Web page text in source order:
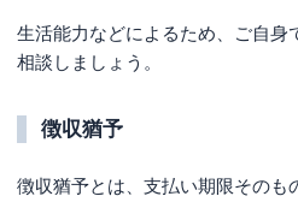
生活能力などによるため、ご自身
相談しましょう。
徴収猶予
徴収猶予とは、支払い期限そのも